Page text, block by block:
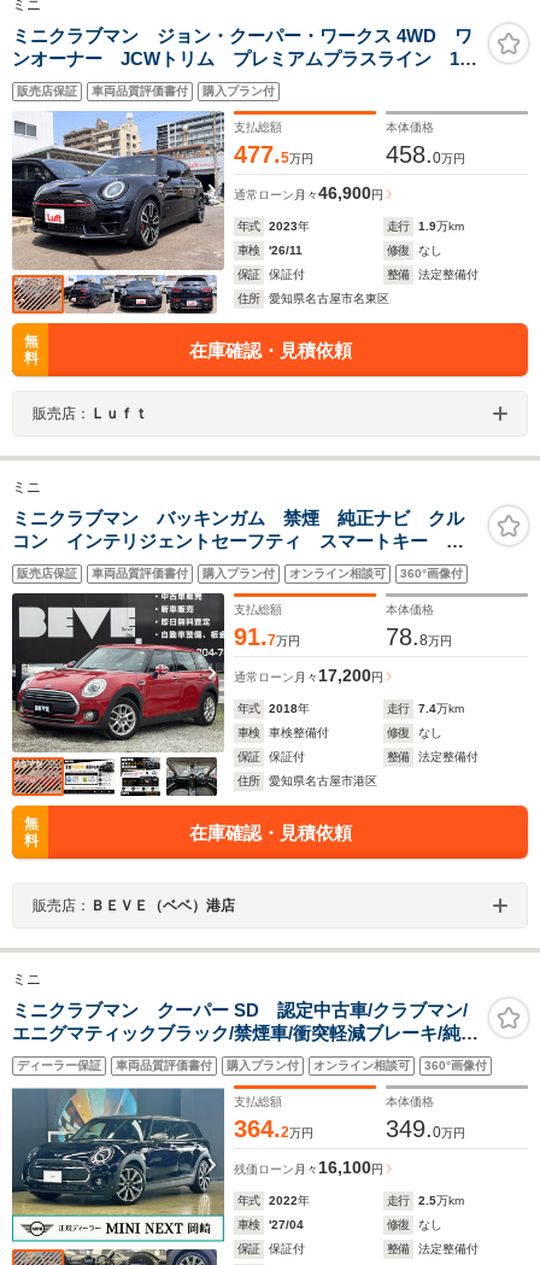
ミニ
ミニクラブマン ジョン・クーパー・ワークス 4WD ワ
ンオーナー JCWトリム プレミアムプラスライン 19
インチアロイホイール ピアノブラックエクステリア
ダイナミカレザーJCWスポーツシート スマートフォン
インテグレーション ドライビングアシスト
販売店保証 車両品質評価書付 購入プラン付
支払総額
477.5万円
本体価格
458.0万円
通常ローン 月々46,900円
年式 2023年 走行 1.9万km
車検
'26/11 修復
なし
保証
保証付 整備
法定整備付
住所
愛知県名古屋市名東区
無
料
在庫確認・見積依頼
販売店： Ｌｕｆｔ
ミニ
ミニクラブマン バッキンガム 禁煙 純正ナビ クル
コン インテリジェントセーフティ スマートキー
LEDヘッド ETC カーテンエアバッグ 電子サイドブ
レーキ オートライト 16インチアルミ
販売店保証 車両品質評価書付 購入プラン付 オンライン相談可 360°画像付
支払総額
91.7万円
本体価格
78.8万円
通常ローン 月々17,200円
年式 2018年 走行 7.4万km
車検
車検整備付 修復
なし
保証
保証付 整備
法定整備付
住所
愛知県名古屋市港区
無
料
在庫確認・見積依頼
販売店： ＢＥＶＥ（ベベ）港店
ミニ
ミニクラブマン クーパー SD 認定中古車/クラブマン/
エニグマティックブラック/禁煙車/衝突軽減ブレーキ/純正
ナビゲーション/純正バックカメラ/ETC/LEDヘッドライ
ト/フォグランプ/AUTOライト/コンフォートアクセス/オ
ットマン
ディーラー保証 車両品質評価書付 購入プラン付 オンライン相談可 360°画像付
支払総額
364.2万円
本体価格
349.0万円
残価ローン 月々16,100円
年式 2022年 走行 2.5万km
車検
'27/04 修復
なし
保証
保証付 整備
法定整備付